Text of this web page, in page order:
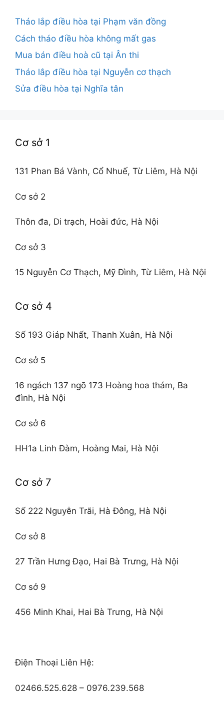
Tháo lắp điều hòa tại Phạm văn đồng
Cách tháo điều hòa không mất gas
Mua bán điều hoà cũ tại Ân thi
Tháo lắp điều hòa tại Nguyễn cơ thạch
Sửa điều hòa tại Nghĩa tân
Cơ sở 1
131 Phan Bá Vành, Cổ Nhuế, Từ Liêm, Hà Nội
Cơ sở 2
Thôn đa, Di trạch, Hoài đức, Hà Nội
Cơ sở 3
15 Nguyễn Cơ Thạch, Mỹ Đình, Từ Liêm, Hà Nội
Cơ sở 4
Số 193 Giáp Nhất, Thanh Xuân, Hà Nội
Cơ sở 5
16 ngách 137 ngõ 173 Hoàng hoa thám, Ba
đình, Hà Nội
Cơ sở 6
HH1a Linh Đàm, Hoàng Mai, Hà Nội
Cơ sở 7
Số 222 Nguyễn Trãi, Hà Đông, Hà Nội
Cơ sở 8
27 Trần Hưng Đạo, Hai Bà Trưng, Hà Nội
Cơ sở 9
456 Minh Khai, Hai Bà Trưng, Hà Nội
Điện Thoại Liên Hệ:
02466.525.628 – 0976.239.568